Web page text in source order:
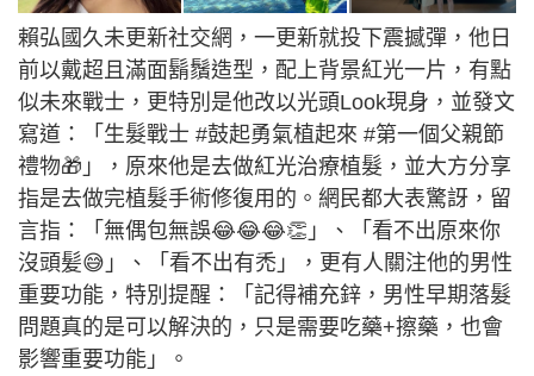
賴弘國久未更新社交網，一更新就投下震撼彈，他日
前以戴超且滿面鬍鬚造型，配上背景紅光一片，有點
似未來戰士，更特別是他改以光頭Look現身，並發文
寫道：「生髮戰士 #鼓起勇氣植起來 #第一個父親節
禮物🎁」，原來他是去做紅光治療植髮，並大方分享
指是去做完植髮手術修復用的。網民都大表驚訝，留
言指：「無偶包無誤😂😂😂👏」、「看不出原來你
沒頭髪😅」、「看不出有禿」，更有人關注他的男性
重要功能，特別提醒：「記得補充鋅，男性早期落髮
問題真的是可以解決的，只是需要吃藥+擦藥，也會
影響重要功能」。